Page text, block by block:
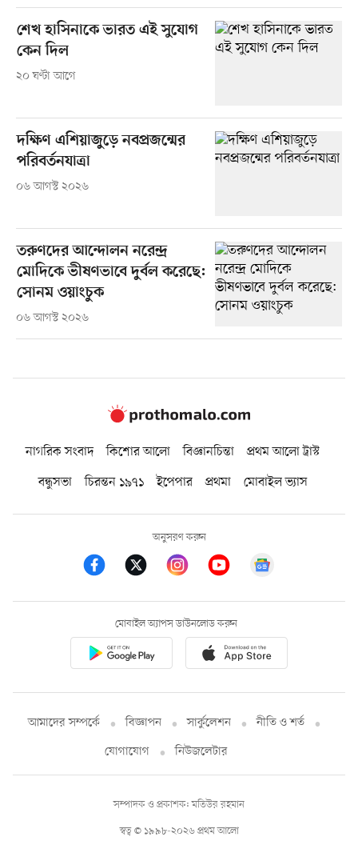
শেখ হাসিনাকে ভারত এই সুযোগ
কেন দিল
২০ ঘণ্টা আগে
দক্ষিণ এশিয়াজুড়ে নবপ্রজন্মের
পরিবর্তনযাত্রা
০৬ আগস্ট ২০২৬
তরুণদের আন্দোলন নরেন্দ্র
মোদিকে ভীষণভাবে দুর্বল করেছে:
সোনম ওয়াংচুক
০৬ আগস্ট ২০২৬
নাগরিক সংবাদ কিশোর আলো বিজ্ঞানচিন্তা
প্রথম আলো ট্রাস্ট
বন্ধুসভা
চিরন্তন ১৯৭১ ইপেপার প্রথমা মোবাইল ভ্যাস
অনুসরণ করুন
মোবাইল অ্যাপস ডাউনলোড করুন
আমাদের সম্পর্কে বিজ্ঞাপন সার্কুলেশন
নীতি ও শর্ত
যোগাযোগ
নিউজলেটার
স্বত্ব © ১৯৯৮-২০২৬ প্রথম আলো
সম্পাদক ও প্রকাশক: মতিউর রহমান